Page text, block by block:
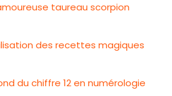
taureau scorpion
des recettes magiques
du chiffre 12 en numérologie